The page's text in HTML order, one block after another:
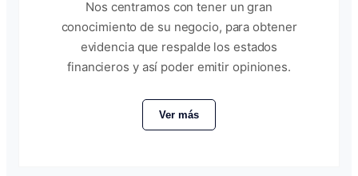
Nos centramos con tener un gran
conocimiento de su negocio, para obtener
evidencia que respalde los estados
financieros y así poder emitir opiniones.
Ver más